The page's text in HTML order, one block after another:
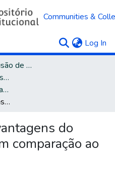
Communities &
Log In
Trabalhos de Conclusão de Curso
Área do Conhecimento das Ciências Sociais Aplicadas
Ciências Contábeis - Bacharelado
Vantagens e desvantagens do custeio TDABC em comparação ao custeio ABC
do
comparação ao